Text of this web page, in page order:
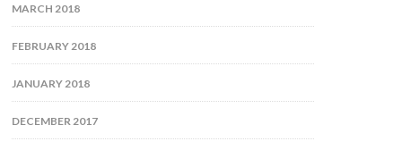
MARCH 2018
FEBRUARY 2018
JANUARY 2018
DECEMBER 2017